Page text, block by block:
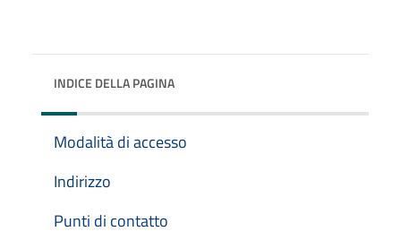
INDICE DELLA PAGINA
Modalità di accesso
Indirizzo
Punti di contatto